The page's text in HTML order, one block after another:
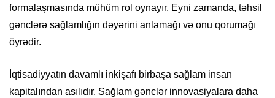
formalaşmasında mühüm rol oynayır. Eyni zamanda, təhsil
gənclərə sağlamlığın dəyərini anlamağı və onu qorumağı
öyrədir.
İqtisadiyyatın davamlı inkişafı birbaşa sağlam insan
kapitalından asılıdır. Sağlam gənclər innovasiyalara daha